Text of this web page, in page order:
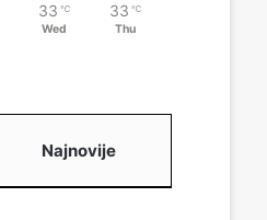
33 ℃
Wed
33 ℃
Thu
Najnovije